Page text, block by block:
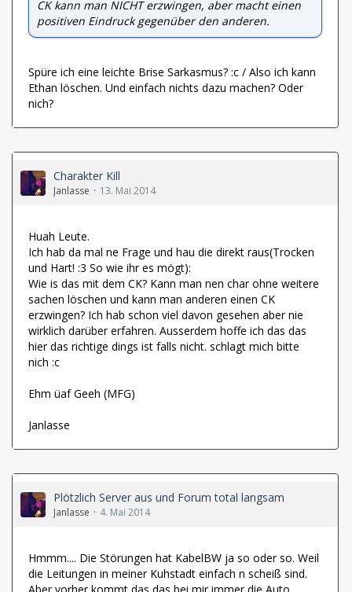
CK kann man NICHT erzwingen, aber macht einen
positiven Eindruck gegenüber den anderen.
Spüre ich eine leichte Brise Sarkasmus? :c / Also ich kann
Ethan löschen. Und einfach nichts dazu machen? Oder
nich?
Charakter Kill
Janlasse 13. Mai 2014
Huah Leute.
Ich hab da mal ne Frage und hau die direkt raus(Trocken
und Hart! :3 So wie ihr es mögt):
Wie is das mit dem CK? Kann man nen char ohne weitere
sachen löschen und kann man anderen einen CK
erzwingen? Ich hab schon viel davon gesehen aber nie
wirklich darüber erfahren. Ausserdem hoffe ich das das
hier das richtige dings ist falls nicht. schlagt mich bitte
nich :c
Ehm üaf Geeh (MFG)
Janlasse
Plötzlich Server aus und Forum total langsam
Janlasse 4. Mai 2014
Hmmm.... Die Störungen hat KabelBW ja so oder so. Weil
die Leitungen in meiner Kuhstadt einfach n scheiß sind.